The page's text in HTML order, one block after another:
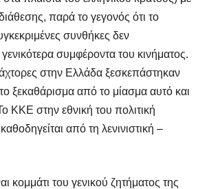
παρά το γεγονός ότι το
συνθήκες δεν
συμφέροντα του κινήματος.
στην Ελλάδα ξεσκεπάστηκαν
ξεκαθάρισμα από το μίασμα αυτό και
ΚΚΕ στην εθνική του πολιτική
από τη λενινιστική –
κομμάτι του γενικού ζητήματος της